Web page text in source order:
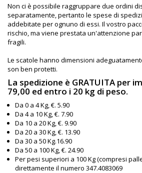
Non ci è possibile raggruppare due ordini
separatamente, pertanto le spese di
addebitate per ognuno di essi. Il vostro
rischio, ma viene prestata un'attenzione
fragili.
Le scatole hanno dimensioni
son ben protetti.
La spedizione è GRATUITA per
79,00 ed entro i 20 kg di peso.
Da 0 a 4 Kg, €. 5.90
Da 4 a 10 Kg, €. 7.90
Da 10 a 20 Kg, €. 9.90
Da 20 a 30 Kg, €. 13.90
Da 30 a 50 Kg.16.90
Da 50 a 100 Kg, €. 24.90
Per pesi superiori a 100 Kg (compresi
direttamente il numero 347.4083069